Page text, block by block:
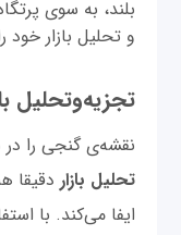
بلند، به سوی
و تحلیل بازار
تجزیه‌وتحلیل
نقشه‌ی گنجی را
تحلیل بازار دقیقا
ایفا می‌کند. با